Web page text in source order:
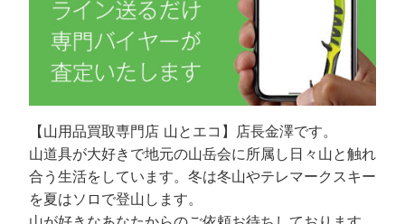
【山用品買取専門店 山とエコ】店長金澤です。
山道具が大好きで地元の山岳会に所属し日々山と触れ
合う生活をしています。冬は冬山やテレマークスキー
を夏はソロで登山します。